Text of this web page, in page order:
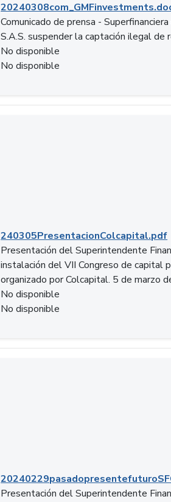
Comunicado de prensa -
S.A.S. suspender la captación ilegal de
No disponible
No disponible
240305PresentacionColcapital.pdf
Presentación del Superintendente
instalación del VII Congreso de capital
organizado por Colcapital. 5 de marzo
No disponible
No disponible
Presentación del Superintendente